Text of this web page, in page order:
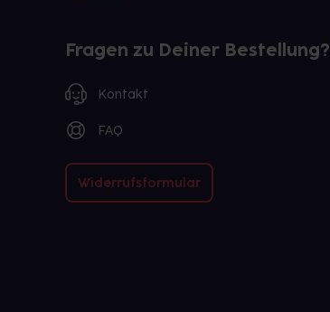
Fragen zu Deiner Bestellung?
Kontakt
FAQ
Widerrufsformular